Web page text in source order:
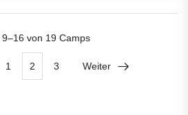
9–16 von 19 Camps
1 2 3 Weiter